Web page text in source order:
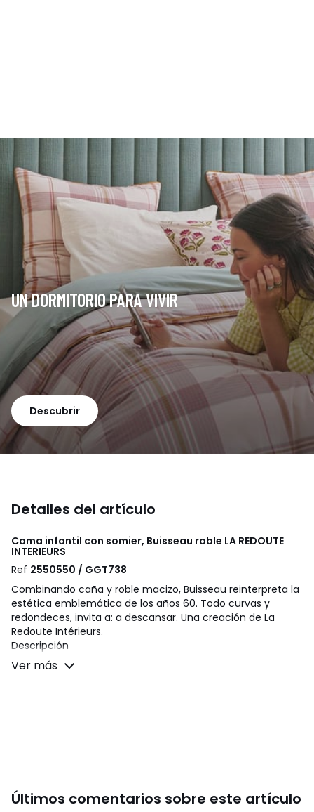
UN DORMITORIO PARA VIVIR
Descubrir
Detalles del artículo
Cama infantil con somier, Buisseau roble LA REDOUTE
INTERIEURS
Ref 2550550 / GGT738
Combinando caña y roble macizo, Buisseau reinterpreta la
estética emblemática de los años 60. Todo curvas y
redondeces, invita a: a descansar. Una creación de La
Redoute Intérieurs.
Descripción
• Patas de roble macizo y paneles de MDF contrachapado
de roble con acabado de barniz nitrocelulósico
• Ancho: 104,7 cm
Ver más
Últimos comentarios sobre este artículo